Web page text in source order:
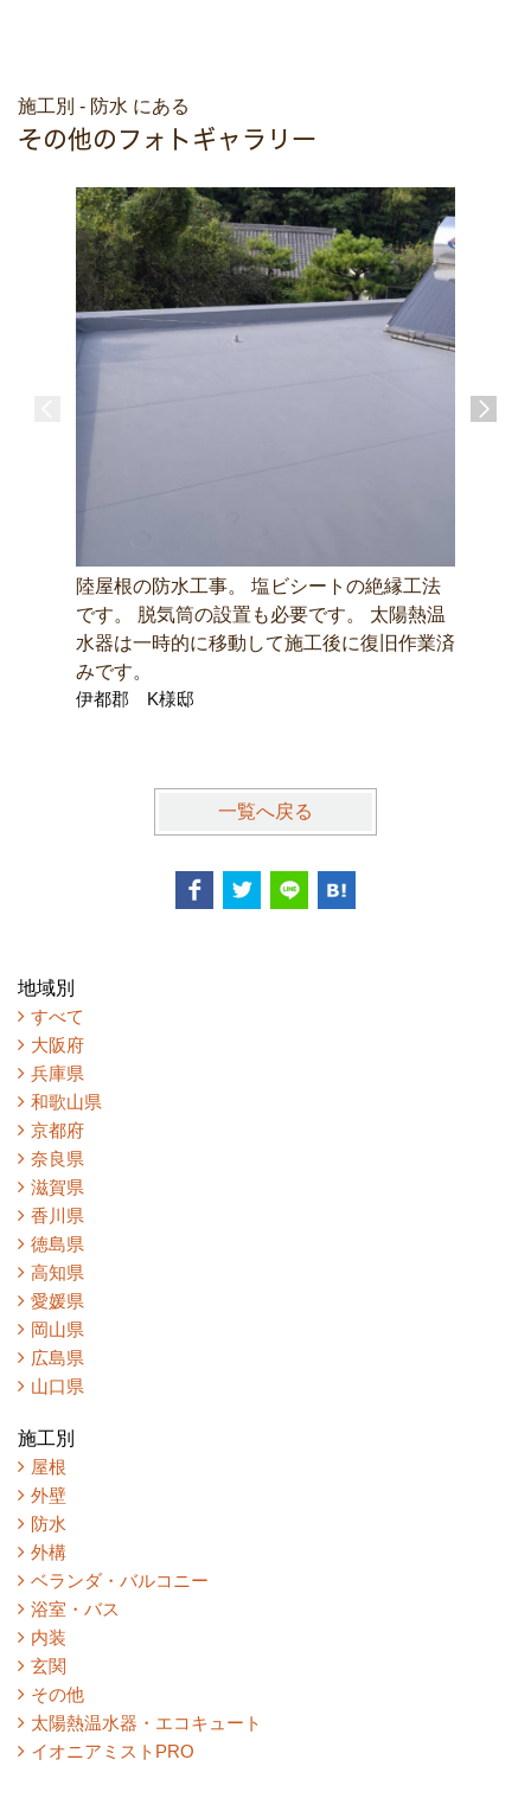
施工別 - 防水 にある
その他のフォトギャラリー
陸屋根の防水工事。 塩ビシートの絶縁工法
です。 脱気筒の設置も必要です。 太陽熱温
水器は一時的に移動して施工後に復旧作業済
みです。
伊都郡 K様邸
一覧へ戻る
地域別
すべて
大阪府
兵庫県
和歌山県
京都府
奈良県
滋賀県
香川県
徳島県
高知県
愛媛県
岡山県
広島県
山口県
施工別
屋根
外壁
防水
外構
ベランダ・バルコニー
浴室・バス
内装
玄関
その他
太陽熱温水器・エコキュート
イオニアミストPRO